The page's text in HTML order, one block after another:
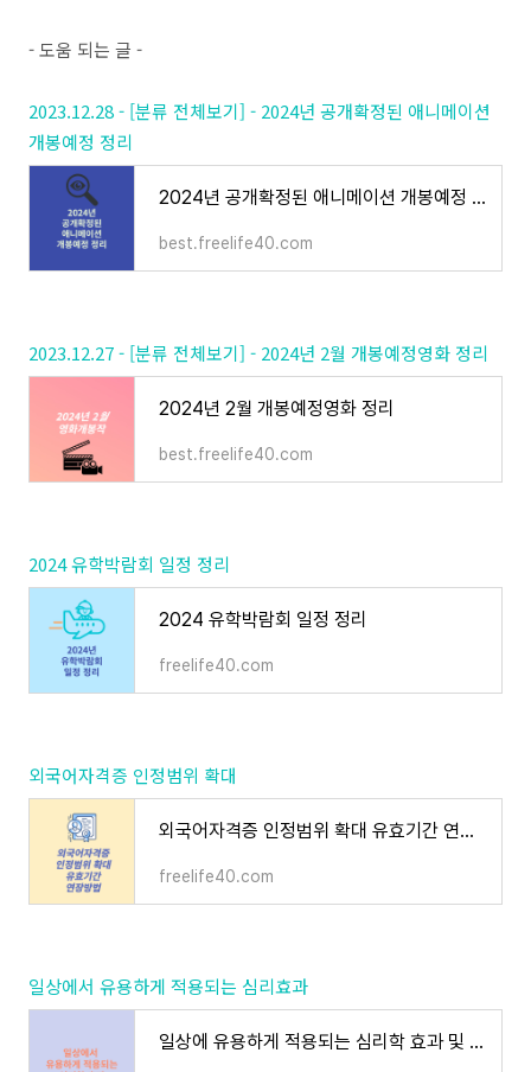
- 도움 되는 글 -
2023.12.28 - [분류 전체보기] - 2024년 공개확정된 애니메이션
개봉예정 정리
2024년 공개확정된 애니메이션 개봉예정 정리
best.freelife40.com
2023.12.27 - [분류 전체보기] - 2024년 2월 개봉예정영화 정리
2024년 2월 개봉예정영화 정리
best.freelife40.com
2024 유학박람회 일정 정리
2024 유학박람회 일정 정리
freelife40.com
외국어자격증 인정범위 확대
외국어자격증 인정범위 확대 유효기간 연장하는 방법 정리
freelife40.com
일상에서 유용하게 적용되는 심리효과
일상에 유용하게 적용되는 심리학 효과 및 법칙모음 정리 추천